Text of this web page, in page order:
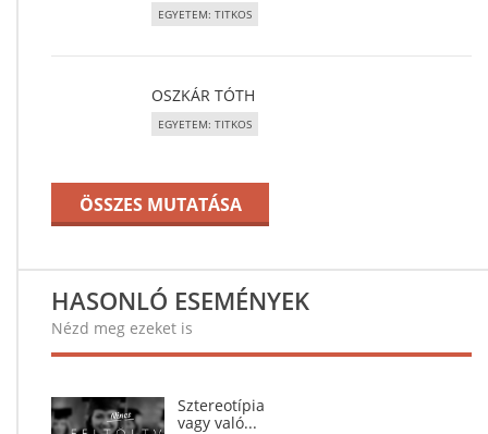
EGYETEM: TITKOS
OSZKÁR TÓTH
EGYETEM: TITKOS
ÖSSZES MUTATÁSA
HASONLÓ ESEMÉNYEK
Nézd meg ezeket is
Sztereotípia
vagy való...